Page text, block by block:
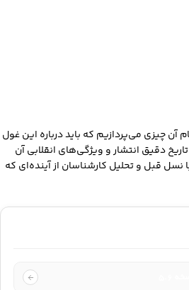
آن چیزی می‌پردازیم که باید درباره این غول
دقیق انتشار و ویژگی‌های انقلابی آن
قبل و تحلیل کارشناسان از آینده‌ای که